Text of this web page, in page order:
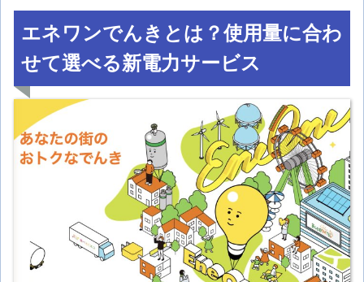
エネワンでんきとは？使用量に合わ
せて選べる新電力サービス